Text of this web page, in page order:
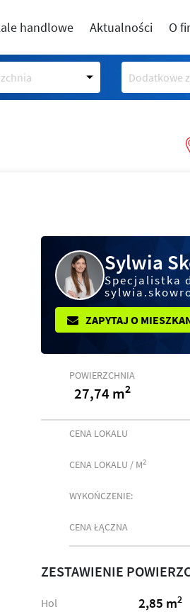
handlowe Aktualności O
Dodatkowe
Sylwia
Specjalistka
ZAPYTAJ O
POWIERZCHNIA
27,74 m2
CENA LOKALU
CENA LOKALU / M2
WYKOŃCZENIE:
CENA ŁĄCZNA
ZESTAWIENIE
Hol 2,85 m2